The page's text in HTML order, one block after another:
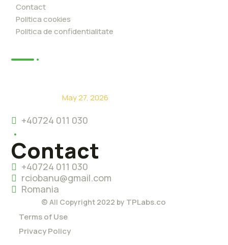
Contact
Politica cookies
Politica de confidentialitate
May 27, 2026
+40724 011 030
Contact
+40724 011 030
rciobanu@gmail.com
Romania
© All Copyright 2022 by TPLabs.co
Terms of Use
Privacy Policy